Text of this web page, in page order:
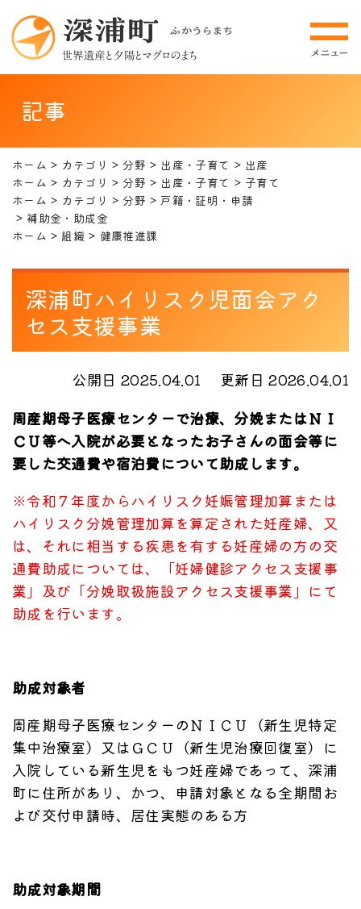
記事
ホーム カテゴリ 分野 出産・子育て
出産
ホーム
カテゴリ 分野 出産・子育て
子育て
ホーム
カテゴリ 分野
戸籍・証明・申請
補助金・助成金
ホーム
組織 健康推進課
深浦町ハイリスク児面会アク
セス支援事業
公開日 2025.04.01
更新日 2026.04.01
周産期母子医療センターで治療、分娩またはＮＩ
ＣＵ等へ入院が必要となったお子さんの面会等に
要した交通費や宿泊費について助成します。
※令和７年度からハイリスク妊娠管理加算または
ハイリスク分娩管理加算を算定された妊産婦、又
は、それに相当する疾患を有する妊産婦の方の交
通費助成については、「妊婦健診アクセス支援事
業」及び「分娩取扱施設アクセス支援事業」にて
助成を行います。
助成対象者
周産期母子医療センターのＮＩＣＵ（新生児特定
集中治療室）又はＧＣＵ（新生児治療回復室）に
入院している新生児をもつ妊産婦であって、深浦
町に住所があり、かつ、申請対象となる全期間お
よび交付申請時、居住実態のある方
助成対象期間